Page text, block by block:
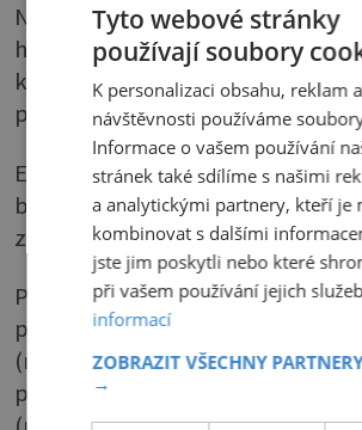
Nadivoko – 3 lžíce oleje, 1 lžička
hořčice, 1 lžíce kečupu, bobkový
koření (namlít), sojová omáčka,
paprika, mletý pepř a sůl
Exotická – 1,5 dl pomerančového
bílého vína, 3 stroužky česneku
zázvor, sůl
Pikantní – 4 lžíce oleje, citronová
petrželová nať, bazalka, kopr,
(nasekat), 2 chilli papričky
popř. nastrouhat), 3 stroužky
Tyto webové stránky
používají soubory
K personalizaci obsahu, reklam
návštěvnosti používáme
Informace o vašem používání
stránek také sdílíme s našimi
a analytickými partnery, kteří je
kombinovat s dalšími
jste jim poskytli nebo které
při vašem používání jejich
informací
ZOBRAZIT VŠECHNY
→